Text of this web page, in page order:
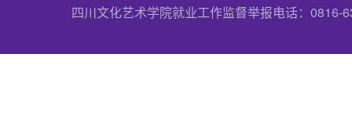
四川文化艺术学院就业工作监督举报电话：